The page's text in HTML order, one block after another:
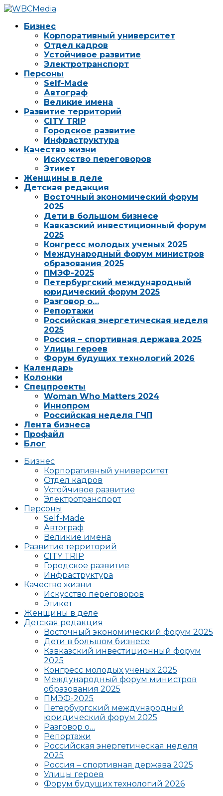
Бизнес
Корпоративный университет
Отдел кадров
Устойчивое развитие
Электротранспорт
Персоны
Self-Made
Автограф
Великие имена
Развитие территорий
CITY TRIP
Городское развитие
Инфраструктура
Качество жизни
Искусство переговоров
Этикет
Женщины в деле
Детская редакция
Восточный экономический форум
2025
Дети в большом бизнесе
Кавказский инвестиционный форум
2025
Конгресс молодых ученых 2025
Международный форум министров
образования 2025
ПМЭФ-2025
Петербургский международный
юридический форум 2025
Разговор о…
Репортажи
Российская энергетическая неделя
2025
Россия – спортивная держава 2025
Улицы героев
Форум будущих технологий 2026
Календарь
Колонки
Спецпроекты
Woman Who Matters 2024
Иннопром
Российская неделя ГЧП
Лента бизнеса
Профайл
Блог
Бизнес
Корпоративный университет
Отдел кадров
Устойчивое развитие
Электротранспорт
Персоны
Self-Made
Автограф
Великие имена
Развитие территорий
CITY TRIP
Городское развитие
Инфраструктура
Качество жизни
Искусство переговоров
Этикет
Женщины в деле
Детская редакция
Восточный экономический форум 2025
Дети в большом бизнесе
Кавказский инвестиционный форум
2025
Конгресс молодых ученых 2025
Международный форум министров
образования 2025
ПМЭФ-2025
Петербургский международный
юридический форум 2025
Разговор о…
Репортажи
Российская энергетическая неделя
2025
Россия – спортивная держава 2025
Улицы героев
Форум будущих технологий 2026